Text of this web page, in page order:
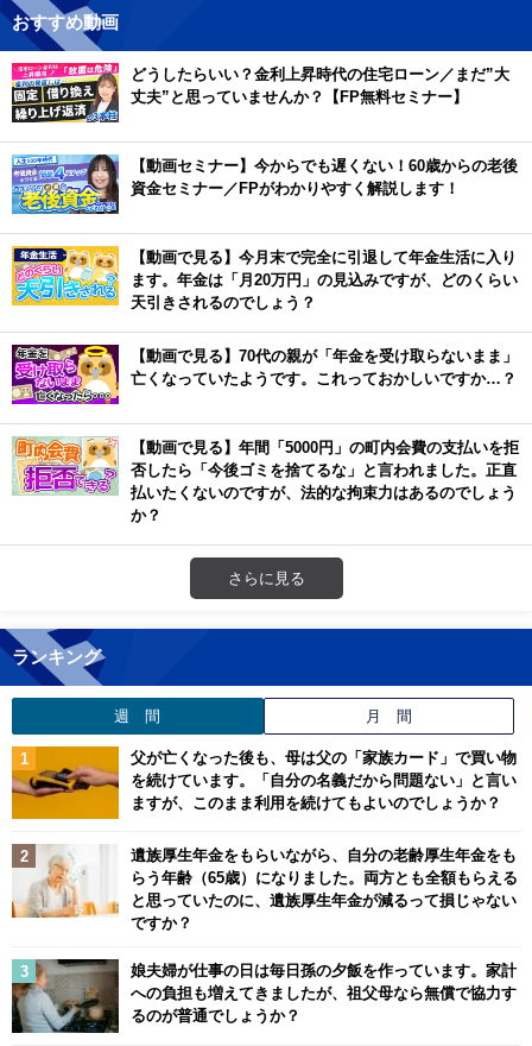
おすすめ動画
どうしたらいい？金利上昇時代の住宅ローン／まだ”大
丈夫”と思っていませんか？【FP無料セミナー】
【動画セミナー】今からでも遅くない！60歳からの老後
資金セミナー／FPがわかりやすく解説します！
【動画で見る】今月末で完全に引退して年金生活に入り
ます。年金は「月20万円」の見込みですが、どのくらい
天引きされるのでしょう？
【動画で見る】70代の親が「年金を受け取らないまま」
亡くなっていたようです。これっておかしいですか…？
【動画で見る】年間「5000円」の町内会費の支払いを拒
否したら「今後ゴミを捨てるな」と言われました。正直
払いたくないのですが、法的な拘束力はあるのでしょう
か？
さらに見る
ランキング
週 間 月 間
父が亡くなった後も、母は父の「家族カード」で買い物
を続けています。「自分の名義だから問題ない」と言い
ますが、このまま利用を続けてもよいのでしょうか？
遺族厚生年金をもらいながら、自分の老齢厚生年金をも
らう年齢（65歳）になりました。両方とも全額もらえる
と思っていたのに、遺族厚生年金が減るって損じゃない
ですか？
娘夫婦が仕事の日は毎日孫の夕飯を作っています。家計
への負担も増えてきましたが、祖父母なら無償で協力す
るのが普通でしょうか？